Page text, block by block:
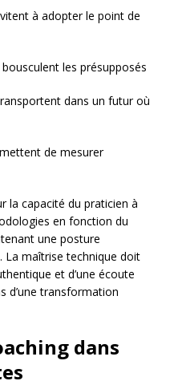
à adopter le point de
les présupposés
dans un futur où
de mesurer
la capacité du praticien à
en fonction du
une posture
La maîtrise technique doit
et d’une écoute
d’une transformation
dans